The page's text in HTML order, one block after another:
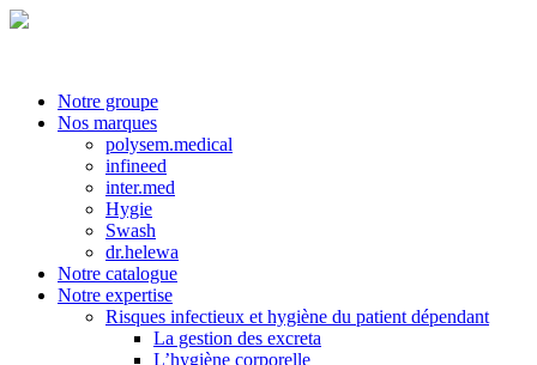
Notre groupe
Nos marques
polysem.medical
infineed
inter.med
Hygie
Swash
dr.helewa
Notre catalogue
Notre expertise
Risques infectieux et hygiène du patient dépendant
La gestion des excreta
L’hygiène corporelle